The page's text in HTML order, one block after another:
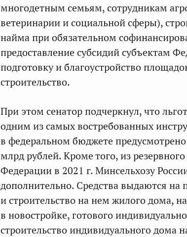
многодетным семьям, сотрудникам
ветеринарии и социальной сферы),
найма при обязательном
предоставление субсидий субъектам
подготовку и благоустройство
строительство.
При этом сенатор подчеркнул, что
одним из самых востребованных
в федеральном бюджете
млрд рублей. Кроме того, из
Федерации в 2021 г. Минсельхозу
дополнительно. Средства выдаются на
и строительство на нем жилого дома,
в новостройке, готового
строительство индивидуального дома